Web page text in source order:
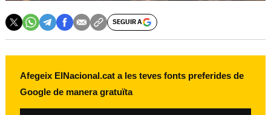
SEGUIR A
Afegeix ElNacional.cat a les teves fonts preferides de
Google de manera gratuïta